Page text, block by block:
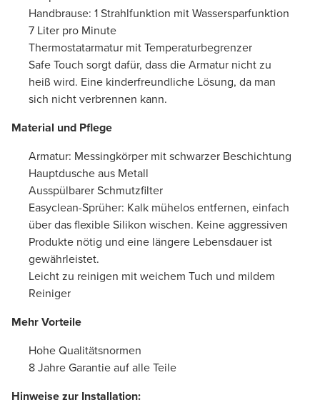
Handbrause: 1 Strahlfunktion mit Wassersparfunktion
7 Liter pro Minute
Thermostatarmatur mit Temperaturbegrenzer
Safe Touch sorgt dafür, dass die Armatur nicht zu
heiß wird. Eine kinderfreundliche Lösung, da man
sich nicht verbrennen kann.
Material und Pflege
Armatur: Messingkörper mit schwarzer Beschichtung
Hauptdusche aus Metall
Ausspülbarer Schmutzfilter
Easyclean-Sprüher: Kalk mühelos entfernen, einfach
über das flexible Silikon wischen. Keine aggressiven
Produkte nötig und eine längere Lebensdauer ist
gewährleistet.
Leicht zu reinigen mit weichem Tuch und mildem
Reiniger
Mehr Vorteile
Hohe Qualitätsnormen
8 Jahre Garantie auf alle Teile
Hinweise zur Installation: